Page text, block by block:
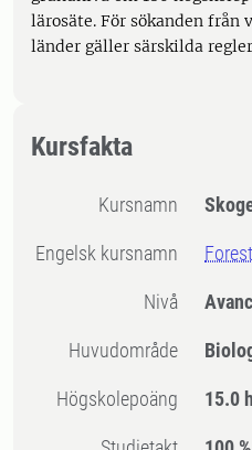
lärosäte. För sökanden från
länder gäller särskilda
Kursfakta
Kursnamn
Engelsk kursnamn
Nivå
Huvudområde
högskolepoäng 15.0